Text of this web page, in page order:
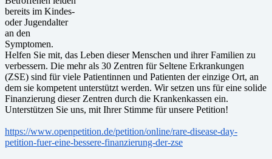
bereits im Kindes-
oder Jugendalter
an den
Symptomen.
Helfen Sie mit, das Leben dieser Menschen und ihrer Familien zu
verbessern. Die mehr als 30 Zentren für Seltene Erkrankungen
(ZSE) sind für viele Patientinnen und Patienten der einzige Ort, an
dem sie kompetent unterstützt werden. Wir setzen uns für eine solide
Finanzierung dieser Zentren durch die Krankenkassen ein.
Unterstützen Sie uns, mit Ihrer Stimme für unsere Petition!
https://www.openpetition.de/petition/online/rare-disease-day-
petition-fuer-eine-bessere-finanzierung-der-zse